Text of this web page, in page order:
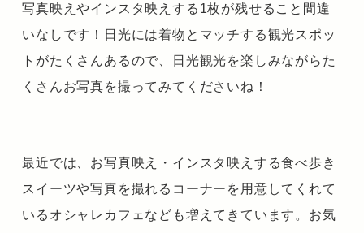
写真映えやインスタ映えする1枚が残せること間違
いなしです！日光には着物とマッチする観光スポッ
トがたくさんあるので、日光観光を楽しみながらた
くさんお写真を撮ってみてくださいね！
最近では、お写真映え・インスタ映えする食べ歩き
スイーツや写真を撮れるコーナーを用意してくれて
いるオシャレカフェなども増えてきています。お気